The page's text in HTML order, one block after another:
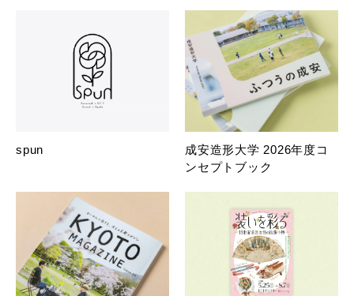
spun
成安造形大学 2026年度コ
ンセプトブック